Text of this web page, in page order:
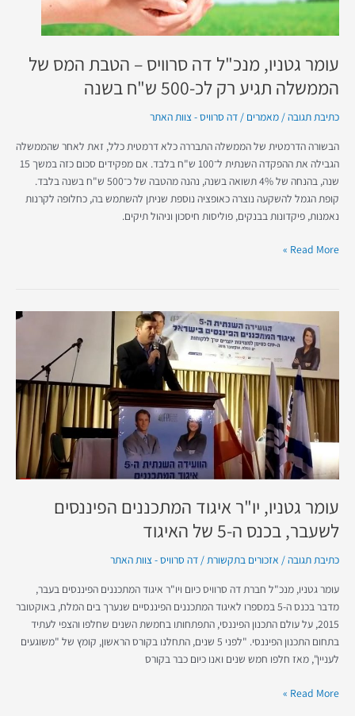
עומר גטניו, מנכ"ל דה סרוויס – הטבת המס של
הממשלה תגיע רק לכ-500 ש"ח בשנה
כתיבת תגובה/ מאמרים / דה סרוויס - צוות האתר
הבשורה הדרמטית של הממשלה התבררה כלא דרמטית כלל, זאת לאחר שהממשלה
הגבילה את ההפקדה השנתית ל־100 ש"ח בלבד. אם מפקידים סכום כזה במשך 15
שנה, בהנחה של 4% תשואה בשנה, נהנה מהטבה של כ־500 ש"ח בשנה בלבד.
קופת הגמל להשקעה נוצרה כאופציה נוספת שניתן להשתמש בה, כחלופה לקרנות
נאמנות, פיקדונות בבנקים, פוליסות חיסכון וניהול תיקים.
הממשלה
תגיע
לכ-500
ש"ח
Read More »
עומר גטניו, יו"ר איגוד המתכננים הפיננסים
לשעבר, בכנס ה-5 של האיגוד
כתיבת תגובה/ אזכורים בתקשורת/ דה סרוויס - צוות האתר
עומר גטניו, מנכ"ל חברת דה סרוויס כיום ויו"ר איגוד המתכננים הפיננסים בעבר,
מדבר בכנס ה-5 במספרו לאיגוד המתכננים הפיננסיים שנערך בים המלח, באוקטובר
2015, על עולם התכנון הפיננסי, התפתחותו בחמשת השנים שחלפו והצפי לעתיד
בתחום התכנון הפיננסי. "לפני 5 שנים, התחלנו בקורס הראשון, קומץ של "משוגעים
לעניין", מאז חלפו חמש שנים ואנו כיום כבר בקורס
איגוד
המתכננים
הפיננסים
לשעבר,
בכנס
של
Read More »